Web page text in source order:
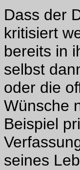
Dass der
kritisiert
bereits in
selbst
oder die
Wünsche
Beispiel
seines